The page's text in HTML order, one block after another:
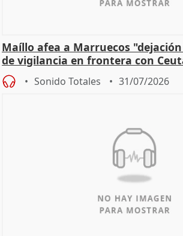
Maíllo afea a Marruecos
de vigilancia en frontera con
Sonido Totales 31/07/2026